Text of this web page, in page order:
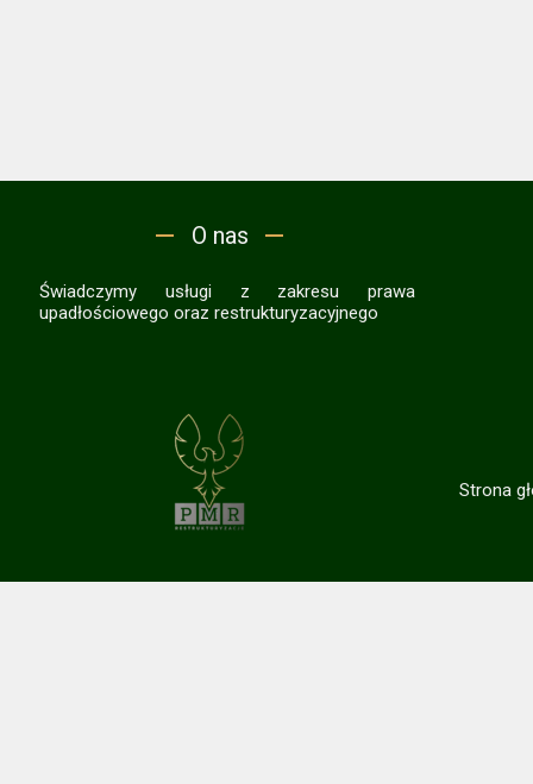
Strona
Świadczymy usługi z zakresu prawa
upadłościowego oraz restrukturyzacyjnego
O nas